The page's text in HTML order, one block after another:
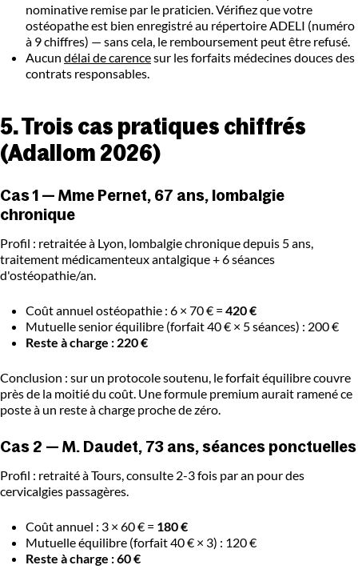
nominative remise par le praticien. Vérifiez que votre
ostéopathe est bien enregistré au répertoire ADELI (numéro
à 9 chiffres) — sans cela, le remboursement peut être refusé.
Aucun délai de carencesur les forfaits médecines douces des
contrats responsables.
5. Trois cas pratiques chiffrés
(Adallom 2026)
Cas 1 — Mme Pernet, 67 ans, lombalgie
chronique
Profil : retraitée à Lyon, lombalgie chronique depuis 5 ans,
traitement médicamenteux antalgique + 6 séances
d'ostéopathie/an.
Coût annuel ostéopathie : 6 × 70 € = 420 €
Mutuelle senior équilibre (forfait 40 € × 5 séances) : 200 €
Reste à charge : 220 €
Conclusion : sur un protocole soutenu, le forfait équilibre couvre
près de la moitié du coût. Une formule premium aurait ramené ce
poste à un reste à charge proche de zéro.
Cas 2 — M. Daudet, 73 ans, séances ponctuelles
Profil : retraité à Tours, consulte 2-3 fois par an pour des
cervicalgies passagères.
Coût annuel : 3 × 60 € = 180 €
Mutuelle équilibre (forfait 40 € × 3) : 120 €
Reste à charge : 60 €